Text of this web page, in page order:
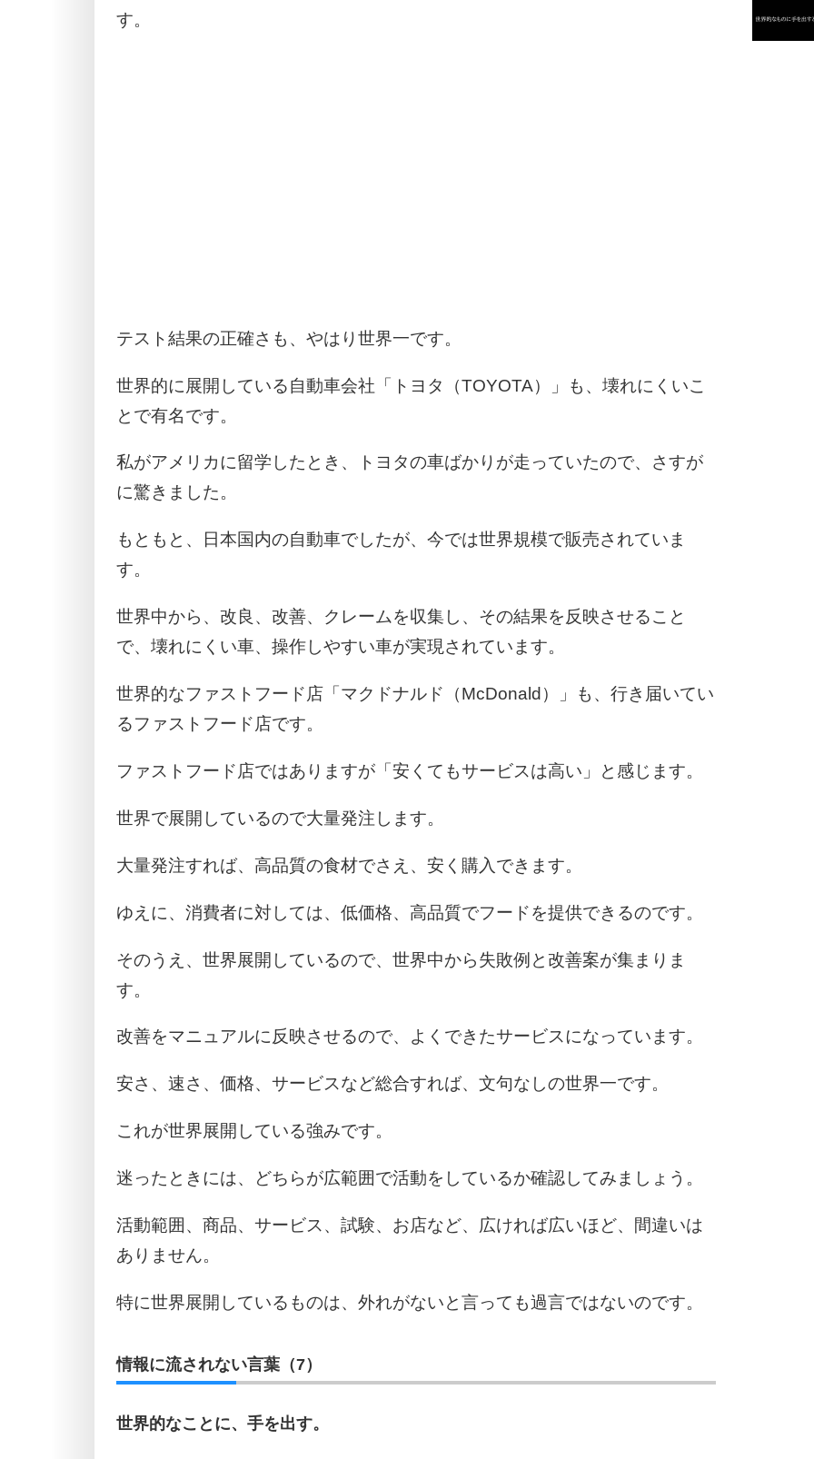
す。
テスト結果の正確さも、やはり世界一です。
世界的に展開している自動車会社「トヨタ（TOYOTA）」も、壊れにくいこ
とで有名です。
私がアメリカに留学したとき、トヨタの車ばかりが走っていたので、さすが
に驚きました。
もともと、日本国内の自動車でしたが、今では世界規模で販売されていま
す。
世界中から、改良、改善、クレームを収集し、その結果を反映させること
で、壊れにくい車、操作しやすい車が実現されています。
世界的なファストフード店「マクドナルド（McDonald）」も、行き届いてい
るファストフード店です。
ファストフード店ではありますが「安くてもサービスは高い」と感じます。
世界で展開しているので大量発注します。
大量発注すれば、高品質の食材でさえ、安く購入できます。
ゆえに、消費者に対しては、低価格、高品質でフードを提供できるのです。
そのうえ、世界展開しているので、世界中から失敗例と改善案が集まりま
す。
改善をマニュアルに反映させるので、よくできたサービスになっています。
安さ、速さ、価格、サービスなど総合すれば、文句なしの世界一です。
これが世界展開している強みです。
迷ったときには、どちらが広範囲で活動をしているか確認してみましょう。
活動範囲、商品、サービス、試験、お店など、広ければ広いほど、間違いは
ありません。
特に世界展開しているものは、外れがないと言っても過言ではないのです。
情報に流されない言葉（7）
世界的なことに、手を出す。
3